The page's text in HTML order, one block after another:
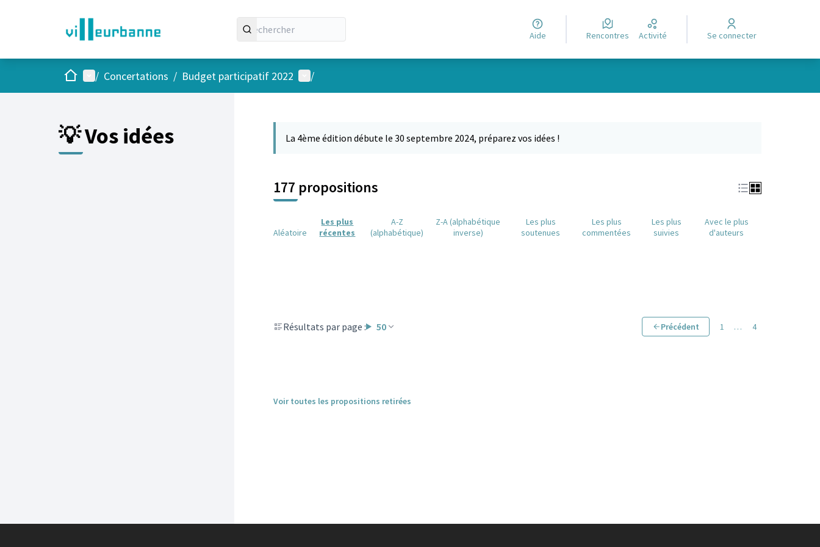
Aide Rencontres Activité Se connecter
AccueilMenu principal
/ Concertations / Budget participatif 2022 Menu utilisateur
/
💡 Vos idées La 4ème édition débute le 30 septembre 2024, préparez vos idées !
177 propositions
Aléatoire
Les plus
récentes
A-Z
(alphabétique)
Z-A (alphabétique
inverse)
Les plus
soutenues
Les plus
commentées
Les plus
suivies
Avec le plus
d'auteurs
Résultats par page : 50 Précédent 1 … 4
Voir toutes les propositions retirées